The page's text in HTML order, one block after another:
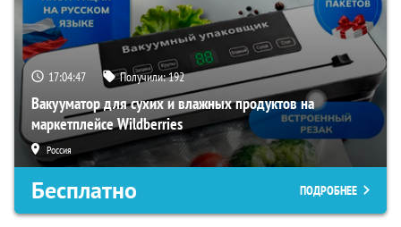
17:04:46 Получили:192
Вакууматор для сухих и влажных продуктов на
маркетплейсе Wildberries
Россия
Бесплатно ПОДРОБНЕЕ